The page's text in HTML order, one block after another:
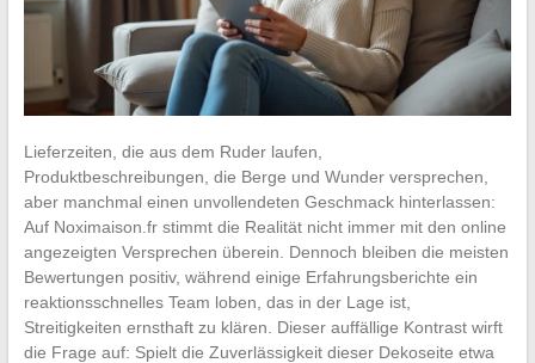
Lieferzeiten, die aus dem Ruder laufen,
Produktbeschreibungen, die Berge und Wunder versprechen,
aber manchmal einen unvollendeten Geschmack hinterlassen:
Auf Noximaison.fr stimmt die Realität nicht immer mit den online
angezeigten Versprechen überein. Dennoch bleiben die meisten
Bewertungen positiv, während einige Erfahrungsberichte ein
reaktionsschnelles Team loben, das in der Lage ist,
Streitigkeiten ernsthaft zu klären. Dieser auffällige Kontrast wirft
die Frage auf: Spielt die Zuverlässigkeit dieser Dekoseite etwa